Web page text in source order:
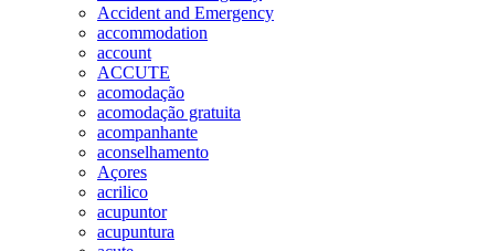
Accident and Emergency
accommodation
account
ACCUTE
acomodação
acomodação gratuita
acompanhante
aconselhamento
Açores
acrilico
acupuntor
acupuntura